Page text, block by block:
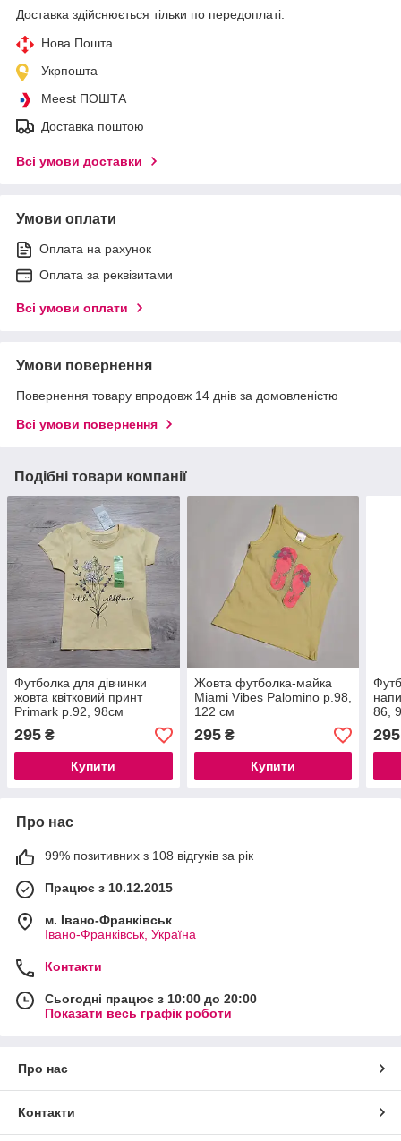
Доставка здійснюється тільки по передоплаті.
Нова Пошта
Укрпошта
Meest ПОШТА
Доставка поштою
Всі умови доставки
Умови оплати
Оплата на рахунок
Оплата за реквізитами
Всі умови оплати
Умови повернення
Повернення товару впродовж 14 днів за домовленістю
Всі умови повернення
Подібні товари компанії
Футболка для дівчинки
жовта квітковий принт
Primark р.92, 98cм
295 ₴
Купити
Жовта футболка-майка
Miami Vibes Palomino р.98,
122 см
295₴
Купити
86,
295
Про нас
99% позитивних з 108 відгуків за рік
Працює з 10.12.2015
м. Івано-Франківськ
Івано-Франківськ, Україна
Контакти
Сьогодні працює з 10:00 до 20:00
Показати весь графік роботи
Про нас
Контакти